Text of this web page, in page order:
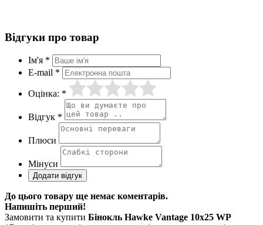
Відгуки про товар
Ім'я *
E-mail *
Оцінка: *
Відгук *
Плюси
Мінуси
До цього товару ще немає коментарів.
Напишіть перший!
Замовити та купити Бінокль Hawke Vantage 10x25 WP